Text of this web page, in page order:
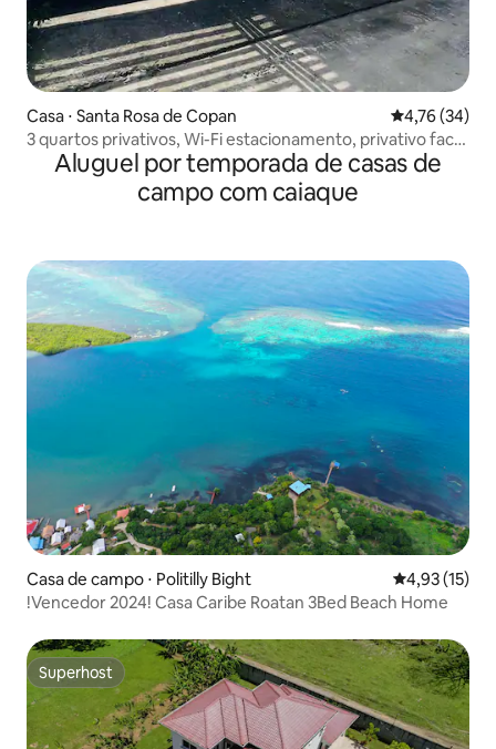
Casa ⋅ Santa Rosa de Copan 4,76 de uma
4,76 (34)
3 quartos privativos, Wi-Fi estacionamento, privativo fac.
Aluguel por temporada de casas de
campo com caiaque
Casa de campo ⋅ Politilly Bight 4,93 de uma
4,93 (15)
!Vencedor 2024! Casa Caribe Roatan 3Bed Beach Home
Superhost
Superhost